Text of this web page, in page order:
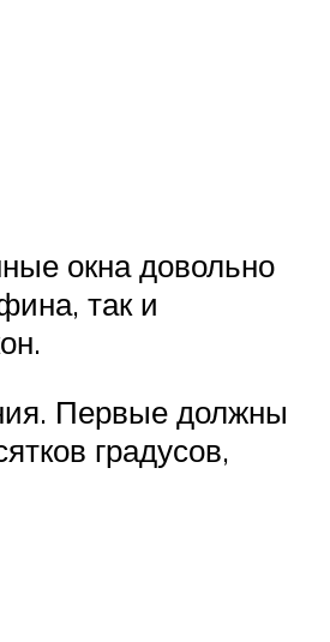
окна довольно
так и
Первые должны
градусов,